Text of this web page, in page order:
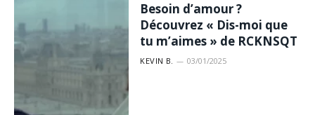
Besoin d’amour ?
Découvrez « Dis-moi que
tu m’aimes » de RCKNSQT
KEVIN B. 03/01/2025